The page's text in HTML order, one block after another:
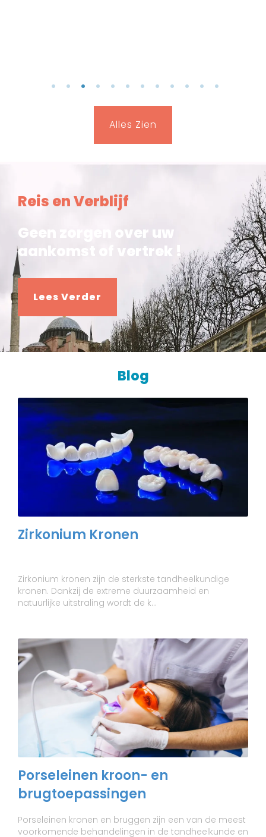
Alles Zien
Reis en Verblijf
Geen zorgen over uw
aankomst of vertrek !
Lees Verder
Blog
Zirkonium Kronen
Zirkonium kronen zijn de sterkste tandheelkundige
kronen. Dankzij de extreme duurzaamheid en
natuurlijke uitstraling wordt de k...
Porseleinen kroon- en
brugtoepassingen
Porseleinen kronen en bruggen zijn een van de meest
voorkomende behandelingen in de tandheelkunde en